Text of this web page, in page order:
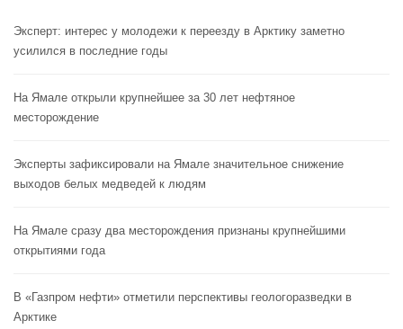
Эксперт: интерес у молодежи к переезду в Арктику заметно
усилился в последние годы
На Ямале открыли крупнейшее за 30 лет нефтяное
месторождение
Эксперты зафиксировали на Ямале значительное снижение
выходов белых медведей к людям
На Ямале сразу два месторождения признаны крупнейшими
открытиями года
В «Газпром нефти» отметили перспективы геологоразведки в
Арктике